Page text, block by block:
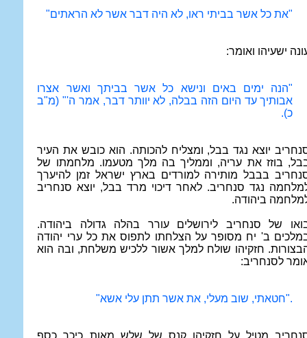
"את כל אשר בביתי ראו, לא היה דבר אשר לא הראתים"
ישעיהו ואומר:
"הנה ימים באים ונישא כל אשר בביתך ואשר אצרו
אבותיך עד היום הזה בבלה, לא יוותר דבר, אמר ה'" (מ"ב
כ).
יוצא נגד בבל, ומצליח להכותה. הוא כובש את העיר
בוזז את עריה, וממליך בה מלך מטעמו. מלחמתו של
בבבל מותירה למורדים בארץ ישראל זמן להיערך
נגד סנחריב. לאחר דיכוי מרד בבל, יוצא סנחריב
ביהודה.
של סנחריב לירושלים עורר בהלה גדולה ביהודה.
ב' יח מסופר על הצלחתו לתפוס את כל ערי יהודה
חזקיהו שולח למלך אשור ללכיש משלחת, ובה הוא
לסנחריב:
."חטאתי, שוב מעלי, את אשר תתן עלי אשא"
מטיל על חזקיהו קנס של שלש מאות כיכר כסף